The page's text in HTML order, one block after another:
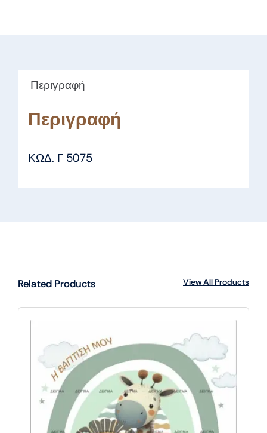
Περιγραφή
Περιγραφή
ΚΩΔ. Γ 5075
Related Products View All Products